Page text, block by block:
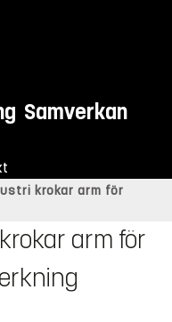
Samverkan
krokar arm för
arm för